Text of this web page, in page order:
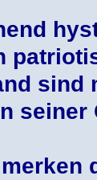
sind
seiner